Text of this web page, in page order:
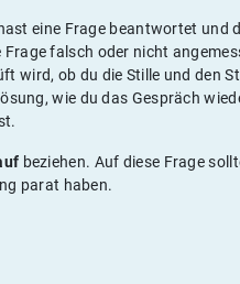
eine Frage beantwortet und
falsch oder nicht
wird, ob du die Stille und den
wie du das Gespräch
beziehen. Auf diese Frage
parat haben.